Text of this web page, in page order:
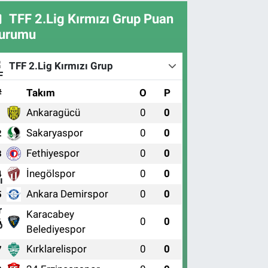
TFF 2.Lig Kırmızı Grup Puan
TFF 2.Lig Kırmızı Grup
Takım O P
Ankaragücü 0 0
Sakaryaspor 0 0
Fethiyespor 0 0
İnegölspor 0 0
Ankara Demirspor 0 0
Karacabey
Belediyespor
0 0
Kırklarelispor 0 0